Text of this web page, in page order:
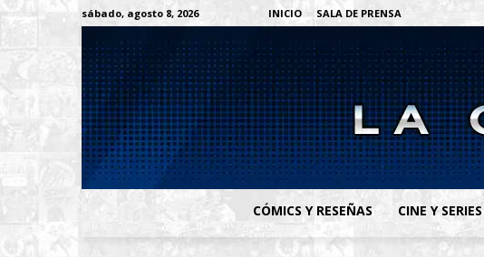
sábado, agosto 8, 2026 INICIO SALA DE PRENSA
CÓMICS Y RESEÑAS CINE Y SERIES